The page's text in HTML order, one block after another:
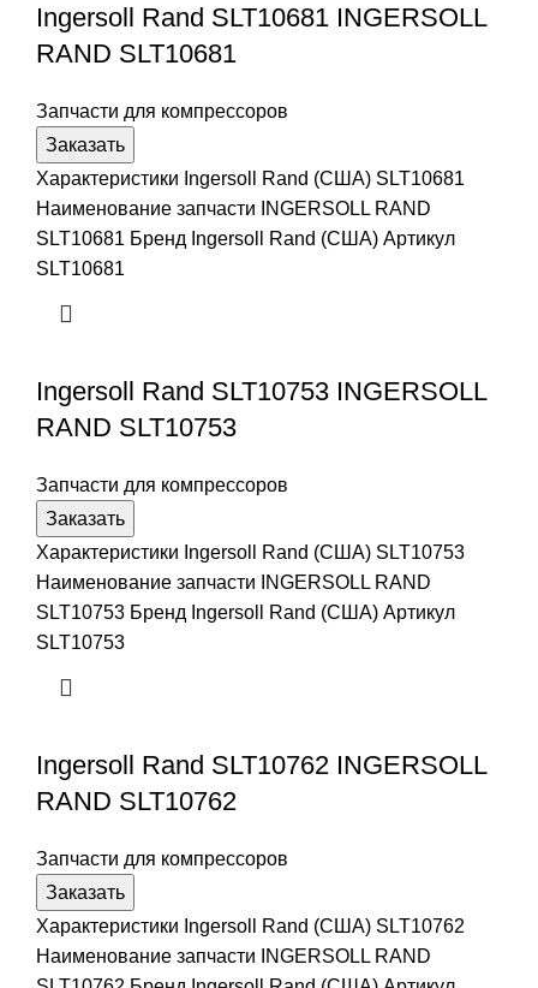
Ingersoll Rand SLT10681 INGERSOLL
RAND SLT10681
Запчасти для компрессоров
Заказать
Характеристики Ingersoll Rand (США) SLT10681
Наименование запчасти INGERSOLL RAND
SLT10681 Бренд Ingersoll Rand (США) Артикул
SLT10681
Ingersoll Rand SLT10753 INGERSOLL
RAND SLT10753
Запчасти для компрессоров
Заказать
Характеристики Ingersoll Rand (США) SLT10753
Наименование запчасти INGERSOLL RAND
SLT10753 Бренд Ingersoll Rand (США) Артикул
SLT10753
Ingersoll Rand SLT10762 INGERSOLL
RAND SLT10762
Запчасти для компрессоров
Заказать
Характеристики Ingersoll Rand (США) SLT10762
Наименование запчасти INGERSOLL RAND